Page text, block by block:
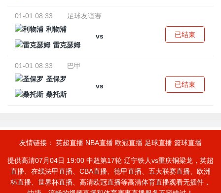
01-01 08:33
足球友谊赛
利物浦
vs
雷克瑟姆
已结束
01-01 08:33
巴甲
圣保罗
vs
桑托斯
已结束
友情链接： 英超直播 NBA直播 欧冠直播 足球直播 篮球直播
提供高清07月04日 19:00 中超第17轮 辽宁铁人vs重庆铜梁龙，英超
直播、在线法甲直播、CBA直播、德甲直播、五大联赛直播、欧洲
杯直播、世界杯直播、高清欧冠直播等高清体育直播观看无插件，